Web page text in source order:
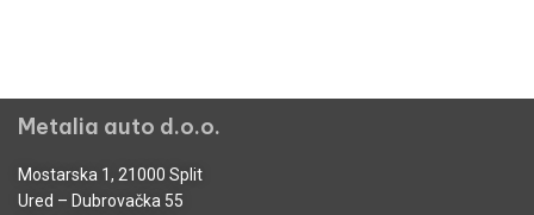
Metalia auto d.o.o.
Mostarska 1, 21000 Split
Ured – Dubrovačka 55